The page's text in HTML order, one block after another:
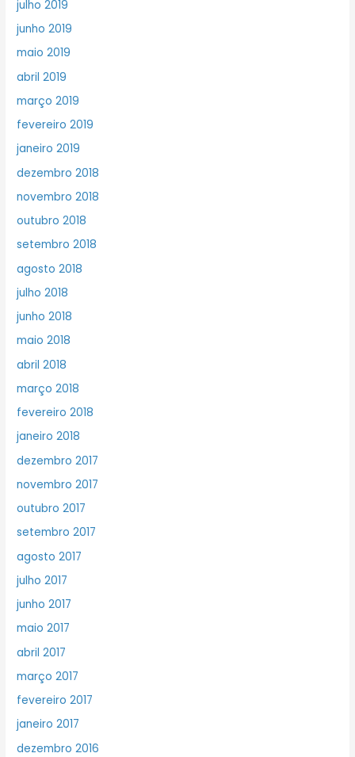
julho 2019
junho 2019
maio 2019
abril 2019
março 2019
fevereiro 2019
janeiro 2019
dezembro 2018
novembro 2018
outubro 2018
setembro 2018
agosto 2018
julho 2018
junho 2018
maio 2018
abril 2018
março 2018
fevereiro 2018
janeiro 2018
dezembro 2017
novembro 2017
outubro 2017
setembro 2017
agosto 2017
julho 2017
junho 2017
maio 2017
abril 2017
março 2017
fevereiro 2017
janeiro 2017
dezembro 2016